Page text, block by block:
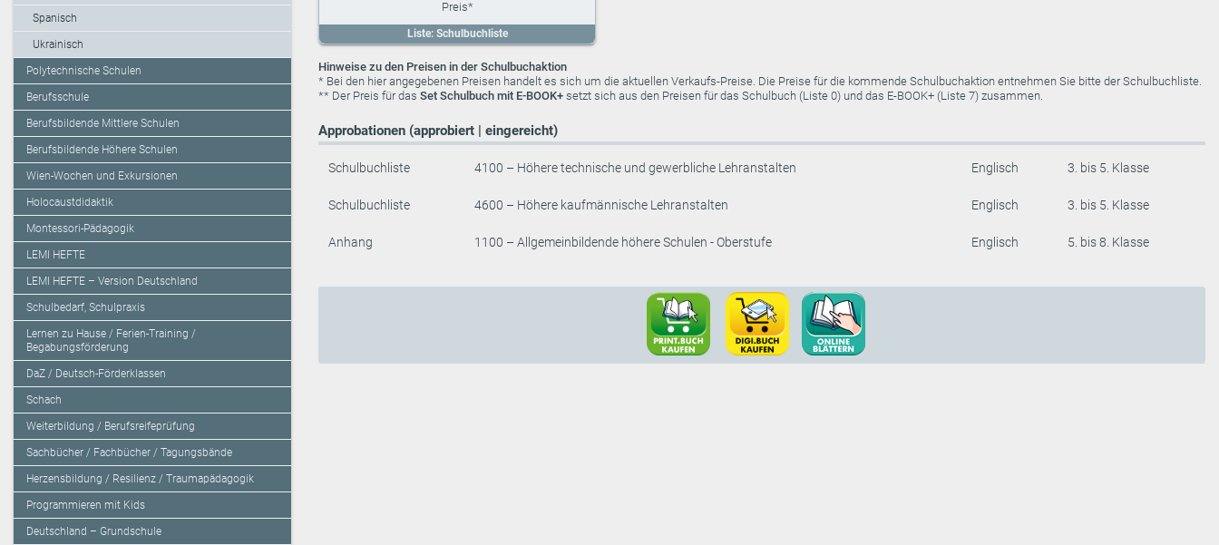
Spanisch
Ukrainisch
Polytechnische Schulen
Berufsschule
Berufsbildende Mittlere Schulen
Berufsbildende Höhere Schulen
Wien-Wochen und Exkursionen
Holocaustdidaktik
Montessori-Pädagogik
LEMI HEFTE
LEMI HEFTE – Version Deutschland
Schulbedarf, Schulpraxis
Lernen zu Hause / Ferien-Training /
Begabungsförderung
DaZ / Deutsch-Förderklassen
Schach
Weiterbildung / Berufsreifeprüfung
Sachbücher / Fachbücher / Tagungsbände
Herzensbildung / Resilienz / Traumapädagogik
Programmieren mit Kids
Deutschland – Grundschule
Liste: Schulbuchliste
Hinweise zu den Preisen in der Schulbuchaktion
* Bei den hier angegebenen Preisen handelt es sich um die aktuellen Verkaufs-Preise. Die Preise für die kommende Schulbuchaktion entnehmen Sie bitte der Schulbuchliste.
** Der Preis für das Set Schulbuch mit E-BOOK+ setzt sich aus den Preisen für das Schulbuch (Liste 0) und das E-BOOK+ (Liste 7) zusammen.
Approbationen (approbiert | eingereicht)
Schulbuchliste 4100 – Höhere technische und gewerbliche Lehranstalten Englisch 3. bis 5. Klasse
Schulbuchliste 4600 – Höhere kaufmännische Lehranstalten Englisch 3. bis 5. Klasse
Anhang 1100 – Allgemeinbildende höhere Schulen - Oberstufe Englisch 5. bis 8. Klasse